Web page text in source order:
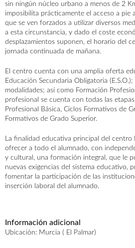
AGENDAACTUALIDAD
sin ningún núcleo urbano a menos de 2
imposibilita prácticamente el acceso a pie
que se ven forzados a utilizar diversos
a esta circunstancia, y dado el coste
desplazamientos suponen, el horario del
jornada continuada de mañana.
El centro cuenta con una amplia oferta
Educación Secundaria Obligatoria
modalidades; así como Formación
profesional se cuenta con todas las
Profesional Básica, Ciclos Formativos de
Formativos de Grado Superior.
La finalidad educativa principal del centro
ofrecer a todo el alumnado, con
y cultural, una formación integral, que le
nuevas exigencias del sistema educativo,
fomentar la participación de las
inserción laboral del alumnado.
Información adicional
Ubicación: Murcia ( El Palmar)